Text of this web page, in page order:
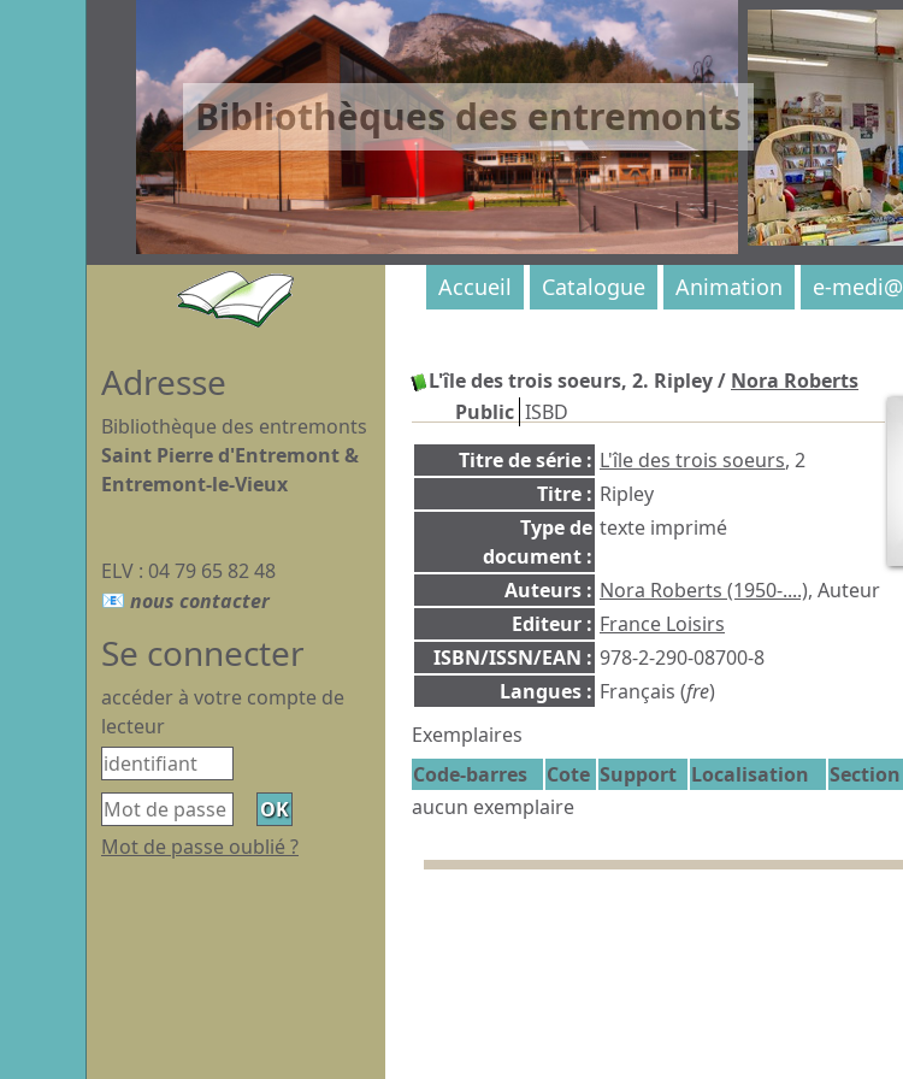
Bibliothèques des entremonts
L'île des trois soeurs, 2. Ripley/ Nora Roberts
Public ISBD
Titre de série : L'île des trois soeurs, 2
Titre : Ripley
Type de
document :
texte imprimé
Auteurs : Nora Roberts (1950-....), Auteur
Editeur : France Loisirs
ISBN/ISSN/EAN : 978-2-290-08700-8
Langues : Français (fre)
Exemplaires
Code-barres
Cote Support Localisation Section
aucun exemplaire
Accueil Catalogue Animation e-medi@
Adresse
Bibliothèque des entremonts
Saint Pierre d'Entremont &
Entremont-le-Vieux
ELV : 04 79 65 82 48
Se connecter
accéder à votre compte de
lecteur
Mot de passe oublié ?